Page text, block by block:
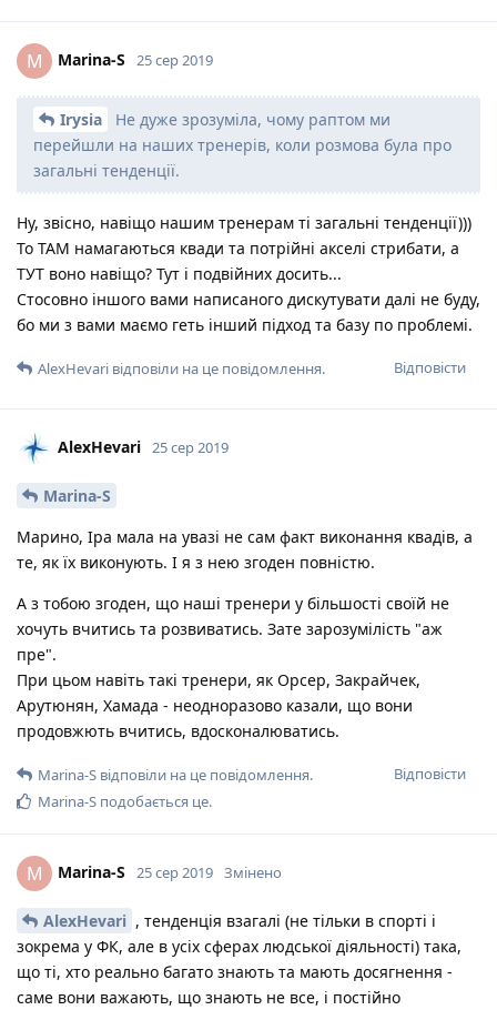
M Marina-S 25 сер 2019
Irysia
Не дуже зрозуміла, чому раптом ми
перейшли на наших тренерів, коли розмова була про
загальні тенденції.
Ну, звісно, навіщо нашим тренерам ті загальні тенденції)))
То ТАМ намагаються квади та потрійні акселі стрибати, а
ТУТ воно навіщо? Тут і подвійних досить...
Стосовно іншого вами написаного дискутувати далі не буду,
бо ми з вами маємо геть інший підход та базу по проблемі.
Відповісти
AlexHevari відповіли на це повідомлення.
AlexHevari 25 сер 2019
Marina-S
Марино, Іра мала на увазі не сам факт виконання квадів, а
те, як їх виконують. І я з нею згоден повністю.
А з тобою згоден, що наші тренери у більшості своїй не
хочуть вчитись та розвиватись. Зате зарозумілість "аж
пре".
При цьом навіть такі тренери, як Орсер, Закрайчек,
Арутюнян, Хамада - неодноразово казали, що вони
продовжють вчитись, вдосконалюватись.
Відповісти
Marina-S відповіли на це повідомлення.
Marina-S подобається це.
M Marina-S 25 сер 2019 Змінено
AlexHevari , тенденція взагалі (не тільки в спорті і
зокрема у ФК, але в усіх сферах людської діяльності) така,
що ті, хто реально багато знають та мають досягнення -
саме вони важають, що знають не все, і постійно